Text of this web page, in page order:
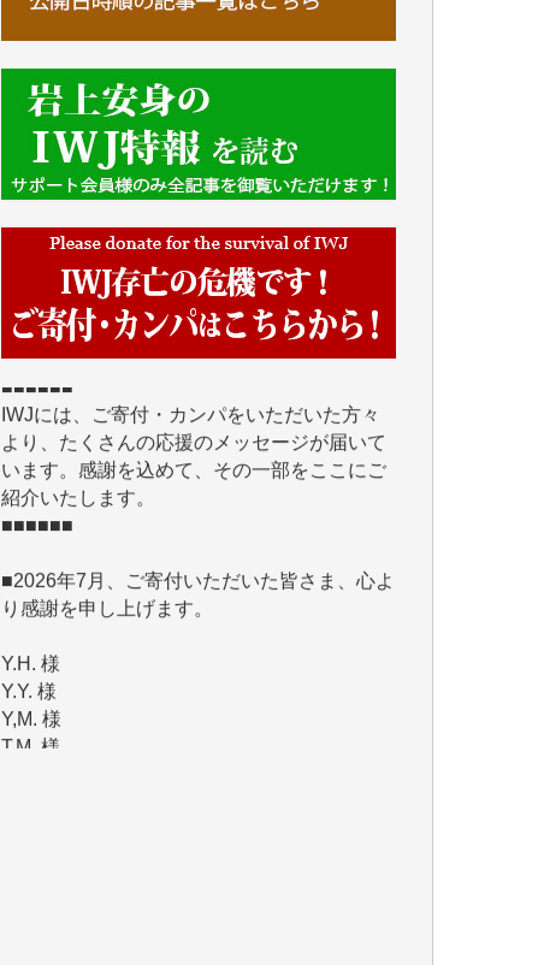
■■■■■■
IWJには、ご寄付・カンパをいただいた方々
より、たくさんの応援のメッセージが届いて
います。感謝を込めて、その一部をここにご
紹介いたします。
■■■■■■
■2026年7月、ご寄付いただいた皆さま、心よ
Y.H. 様
Y,M. 様
T.M. 様
マツモト ヤスアキ 様
マシオン 恵美香 様